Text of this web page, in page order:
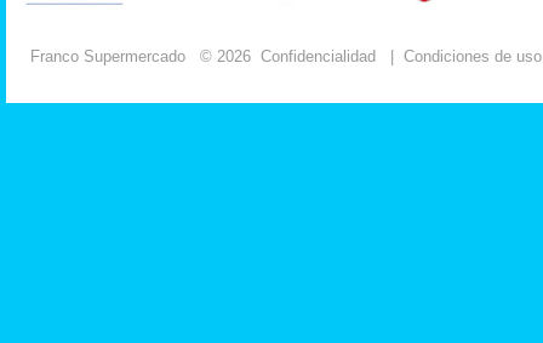
Franco Supermercado © 2026 Confidencialidad Condiciones de uso